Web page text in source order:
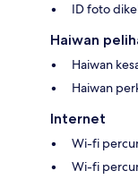
ID foto
Haiwan
Haiwan
Haiwan
Internet
Wi-fi
Wi-fi